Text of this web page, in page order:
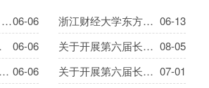
06-06
06-06
06-06
06-13
浙江财经大学东方学院历届教...
08-05
关于开展第六届长三角民办高...
07-01
关于开展第六届长三角民办高...